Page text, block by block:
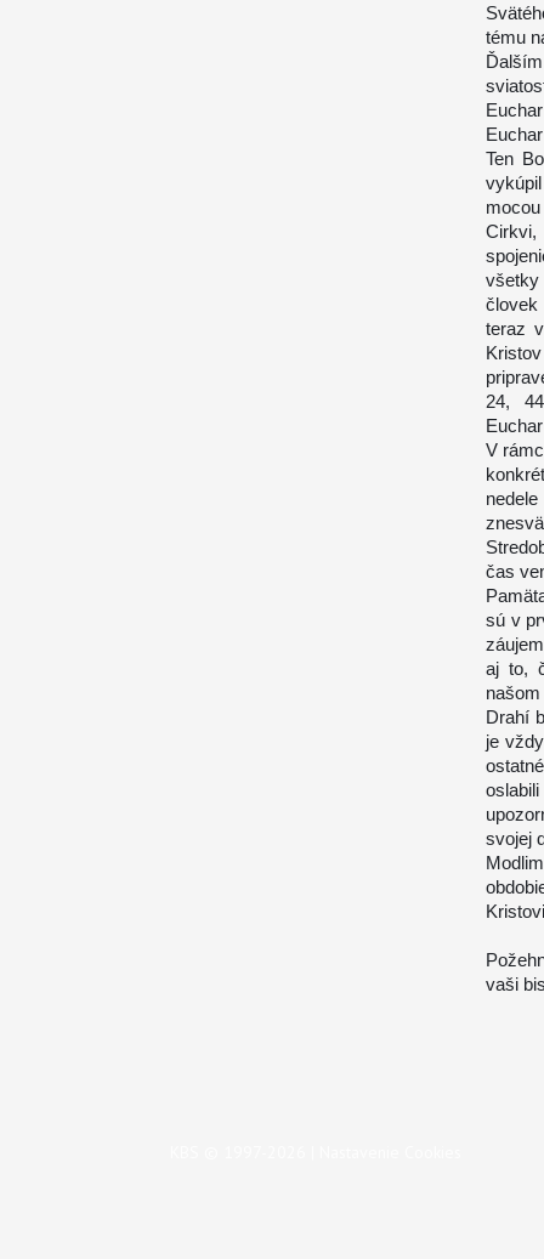
tému
Ten
Cirkvi,
teraz
24,
V
čas
sú v
aj to,
Drahí
je
svojej
vaši